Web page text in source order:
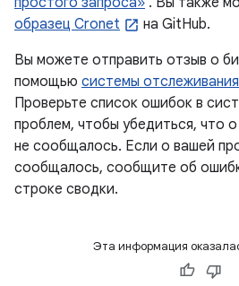
образец Cronet
на GitHub.
Вы можете отправить отзыв о
помощью системы
Проверьте список ошибок в
проблем, чтобы убедиться, что
не сообщалось. Если о вашей
сообщалось, сообщите об
строке сводки.
Эта информация